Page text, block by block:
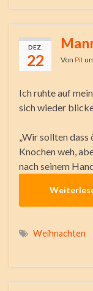
DEZ.
22 Von Pit
Ich ruhte auf
sich wieder
„Wir sollten
Knochen weh,
nach seinem
Weihnachten